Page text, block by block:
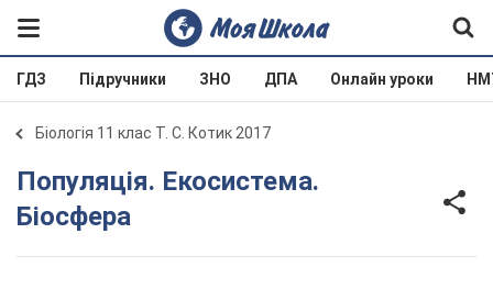
ГДЗ Підручники ЗНО ДПА Онлайн уроки
Біологія 11 клас Т. С. Котик 2017
Популяція. Екосистема.
Біосфера